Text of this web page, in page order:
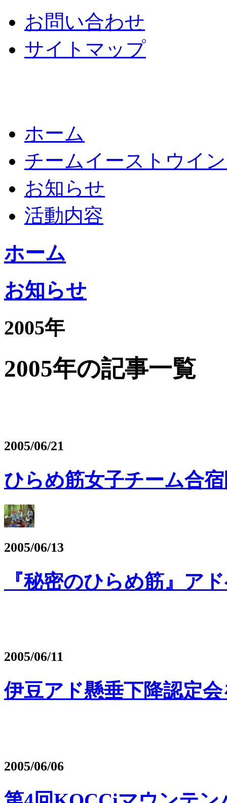
お問い合わせ
サイトマップ
ホーム
チームイーストウイ
お知らせ
活動内容
ホーム
お知らせ
2005年
2005年の記事一覧
2005/06/21
ひらめ筋女子チーム合
2005/06/13
『秘密のひらめ筋』ア
2005/06/11
伊豆アド懸垂下降認定
2005/06/06